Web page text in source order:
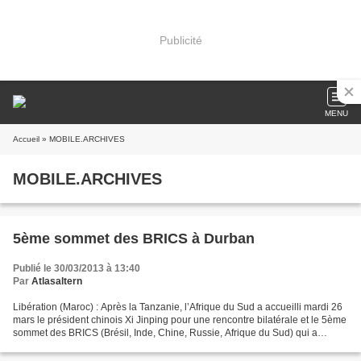
Publicité
MENU
Accueil » MOBILE.ARCHIVES
MOBILE.ARCHIVES
5ème sommet des BRICS à Durban
Publié le 30/03/2013 à 13:40
Par Atlasaltern
Libération (Maroc) : Après la Tanzanie, l’Afrique du Sud a accueilli mardi 26
mars le président chinois Xi Jinping pour une rencontre bilatérale et le 5ème
sommet des BRICS (Brésil, Inde, Chine, Russie, Afrique du Sud) qui a